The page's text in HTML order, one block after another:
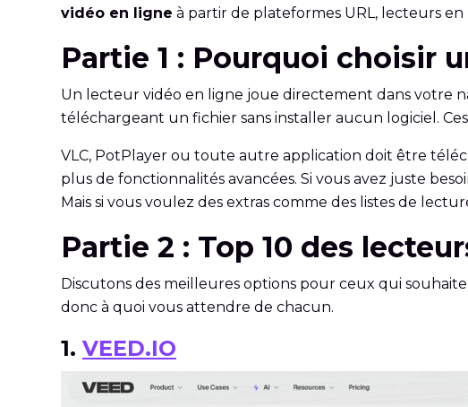
vidéo en ligne à partir de plateformes URL, lecteurs
Partie 1 : Pourquoi choisir
Un lecteur vidéo en ligne joue directement dans votre
téléchargeant un fichier sans installer aucun logiciel.
VLC, PotPlayer ou toute autre application doit être
plus de fonctionnalités avancées. Si vous avez juste
Mais si vous voulez des extras comme des listes de
Partie 2 : Top 10 des
Discutons des meilleures options pour ceux qui
donc à quoi vous attendre de chacun.
1. VEED.IO